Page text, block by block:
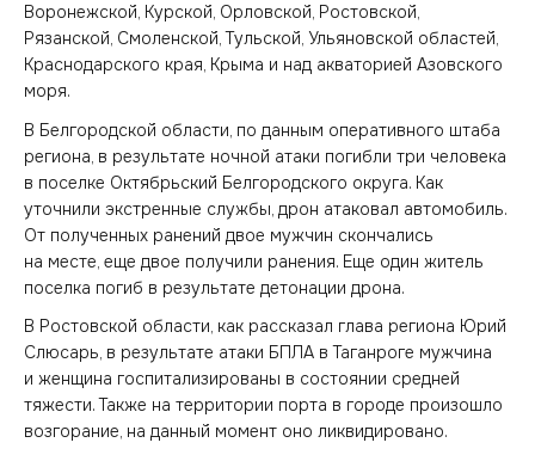
Воронежской, Курской, Орловской, Ростовской,
Рязанской, Смоленской, Тульской, Ульяновской областей,
Краснодарского края, Крыма и над акваторией Азовского
моря.
В Белгородской области, по данным оперативного штаба
региона, в результате ночной атаки погибли три человека
в поселке Октябрьский Белгородского округа. Как
уточнили экстренные службы, дрон атаковал автомобиль.
От полученных ранений двое мужчин скончались
на месте, еще двое получили ранения. Еще один житель
поселка погиб в результате детонации дрона.
В Ростовской области, как рассказал глава региона Юрий
Слюсарь, в результате атаки БПЛА в Таганроге мужчина
и женщина госпитализированы в состоянии средней
тяжести. Также на территории порта в городе произошло
возгорание, на данный момент оно ликвидировано.